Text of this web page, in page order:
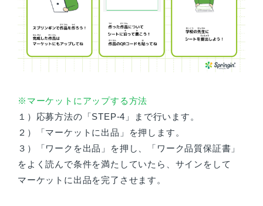
※マーケットにアップする方法
１）応募方法の「STEP-4」まで行います。
２）「マーケットに出品」を押します。
３）「ワークを出品」を押し、「ワーク品質保証書」
をよく読んで条件を満たしていたら、サインをして
マーケットに出品を完了させます。